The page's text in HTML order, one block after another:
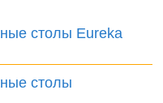
столы Eureka
столы